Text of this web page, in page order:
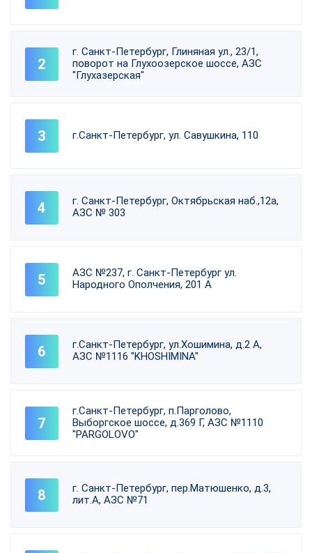
г. Санкт-Петербург, Глиняная ул., 23/1,
поворот на Глухоозерское шоссе, АЗС
"Глухазерская"
г.Санкт-Петербург, ул. Савушкина, 110
г. Санкт-Петербург, Октябрьская наб.,12а,
АЗС № 303
АЗС №237, г. Санкт-Петербург ул.
Народного Ополчения, 201 А
г.Санкт-Петербург, ул.Хошимина, д.2 А,
АЗС №1116 "KHOSHIMINA"
г.Санкт-Петербург, п.Парголово,
Выборгское шоссе, д.369 Г, АЗС №1110
"PARGOLOVO"
г. Санкт-Петербург, пер.Матюшенко, д.3,
лит.А, АЗС №71